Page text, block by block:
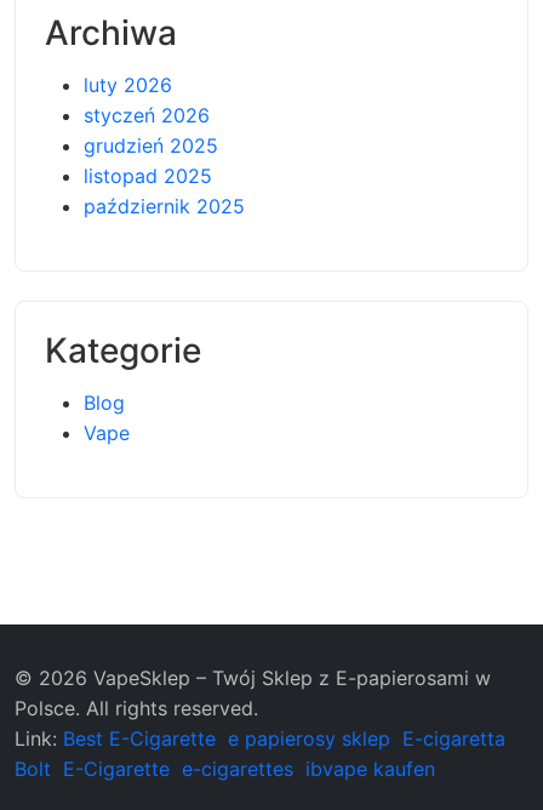
Archiwa
luty 2026
styczeń 2026
grudzień 2025
listopad 2025
październik 2025
Kategorie
Blog
Vape
© 2026 VapeSklep – Twój Sklep z E-papierosami w
Polsce. All rights reserved.
Link: Best E-Cigarette e papierosy sklep E-cigaretta
Bolt E-Cigarette e-cigarettes ibvape kaufen